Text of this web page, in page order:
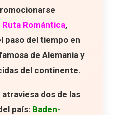
Ruta Romántica,
paso del tiempo en
de Alemania y
del continente.
dos de las
país: Baden-